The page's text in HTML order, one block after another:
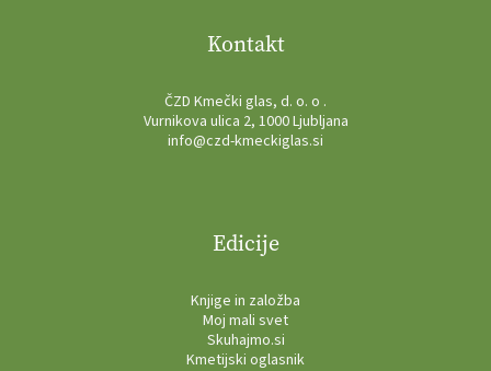
Kontakt
ČZD Kmečki glas, d. o. o .
Vurnikova ulica 2, 1000 Ljubljana
info@czd-kmeckiglas.si
Edicije
Knjige in založba
Moj mali svet
Skuhajmo.si
Kmetijski oglasnik